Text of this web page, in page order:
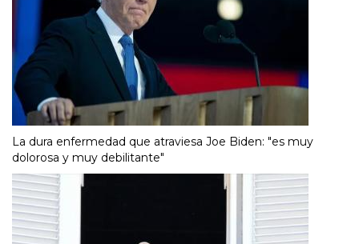
La dura enfermedad que atraviesa Joe Biden: "es muy
dolorosa y muy debilitante"